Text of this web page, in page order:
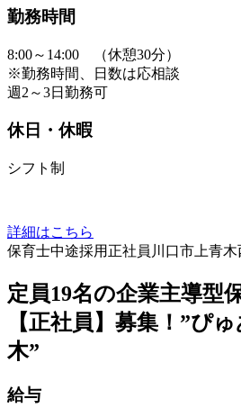
勤務時間
8:00～14:00 （休憩30分）
※勤務時間、日数は応相談
週2～3日勤務可
休日・休暇
シフト制
詳細はこちら
保育士中途採用 正社員 川口市上青木
定員19名の企業主導型
【正社員】募集！”ぴ
木”
給与